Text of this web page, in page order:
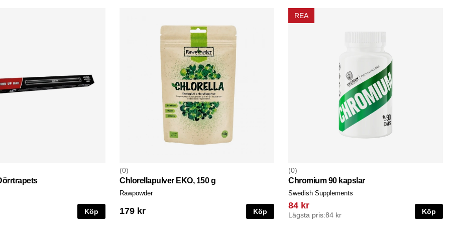
Köp
0
Chlorellapulver EKO, 150 g
Rawpowder
179 kr Köp
REA
0
Chromium 90 kapslar
Swedish Supplements
84 kr
Lägsta pris:84 kr Köp